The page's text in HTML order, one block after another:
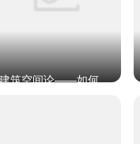
建筑空间论——如何品评建筑